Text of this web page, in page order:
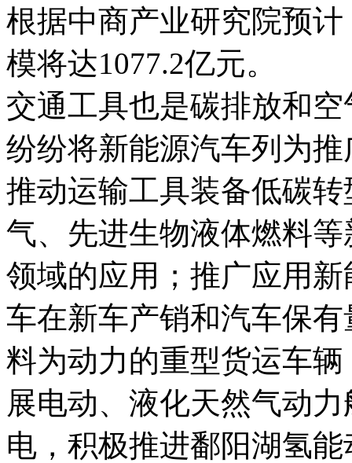
根据中商产业研究院预
模将达1077.2亿元。
交通工具也是碳排放和
纷纷将新能源汽车列为
推动运输工具装备低碳
气、先进生物液体燃料
领域的应用；推广应用
车在新车产销和汽车保
料为动力的重型货运车
展电动、液化天然气动
电，积极推进鄱阳湖氢